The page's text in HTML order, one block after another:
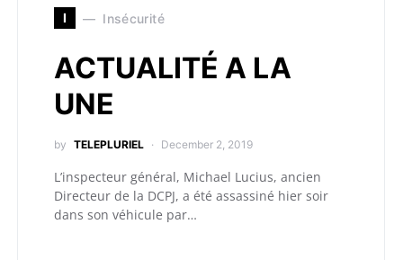
I Insécurité
ACTUALITÉ A LA
UNE
by TELEPLURIEL December 2, 2019
L’inspecteur général, Michael Lucius, ancien
Directeur de la DCPJ, a été assassiné hier soir
dans son véhicule par…